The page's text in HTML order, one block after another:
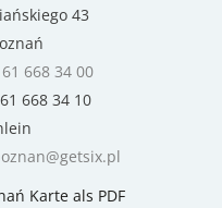
43
668 34 00
668 34 10
Karte als PDF